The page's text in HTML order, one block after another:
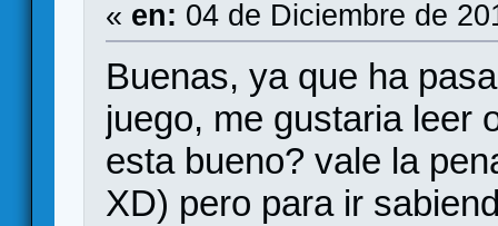
« en: 04 de Diciembre de
Buenas, ya que ha
juego, me gustaria leer
esta bueno? vale la
XD) pero para ir